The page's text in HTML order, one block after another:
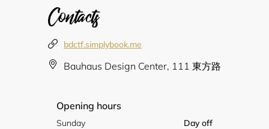
Contacts
bdctf.simplybook.me
Bauhaus Design Center, 111 東方路
Opening hours
Sunday
Day off